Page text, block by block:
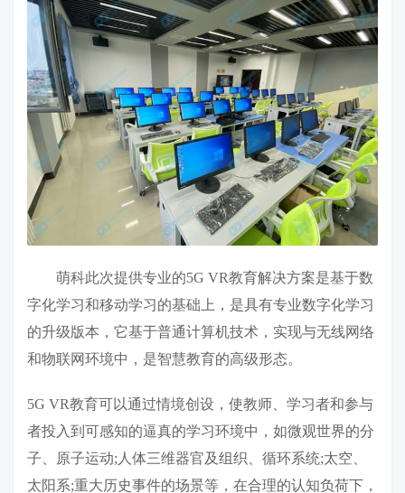
萌科此次提供专业的5G VR教育解决方案是基于数
字化学习和移动学习的基础上，是具有专业数字化学习
的升级版本，它基于普通计算机技术，实现与无线网络
和物联网环境中，是智慧教育的高级形态。
5G VR教育可以通过情境创设，使教师、学习者和参与
者投入到可感知的逼真的学习环境中，如微观世界的分
子、原子运动;人体三维器官及组织、循环系统;太空、
太阳系;重大历史事件的场景等，在合理的认知负荷下，